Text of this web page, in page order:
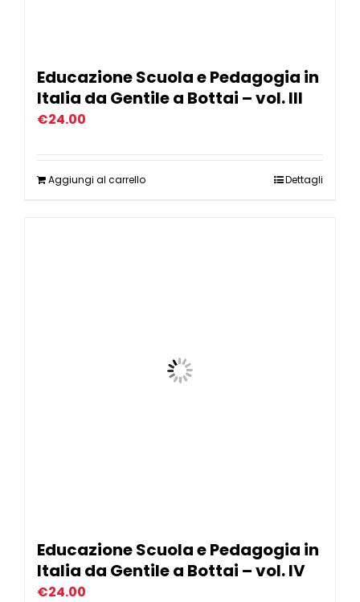
Educazione Scuola e Pedagogia in
Italia da Gentile a Bottai – vol. III
€24.00
Aggiungi al carrello Dettagli
Educazione Scuola e Pedagogia in
Italia da Gentile a Bottai – vol. IV
€24.00